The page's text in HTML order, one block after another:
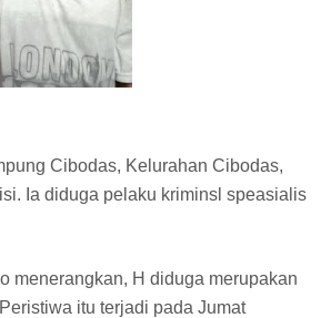
Cibodas, Kelurahan Cibodas,
Ia diduga pelaku kriminsl speasialis
menerangkan, H diduga merupakan
itu terjadi pada Jumat